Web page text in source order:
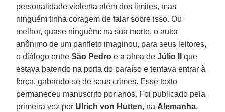
personalidade violenta além dos limites, mas
ninguém tinha coragem de falar sobre isso. Ou
melhor, quase ninguém: na sua morte, o autor
anônimo de um panfleto imaginou, para seus leitores,
o diálogo entreSão Pedro e a alma deJúlio II
que
estava batendo na porta do paraíso e tentava entrar à
força, gabando-se de seus crimes. Esse texto
permaneceu manuscrito por anos. Foi publicado pela
primeira vez por Ulrich von Hutten, na Alemanha,